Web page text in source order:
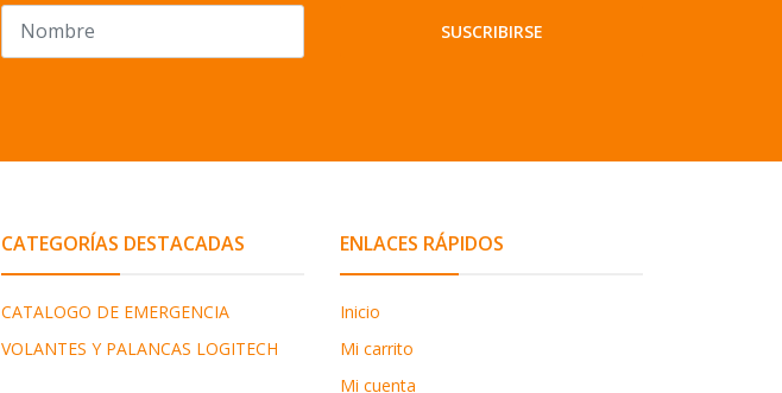
SUSCRIBIRSE
CATEGORÍAS DESTACADAS
CATALOGO DE EMERGENCIA
VOLANTES Y PALANCAS LOGITECH
ENLACES RÁPIDOS
Inicio
Mi carrito
Mi cuenta